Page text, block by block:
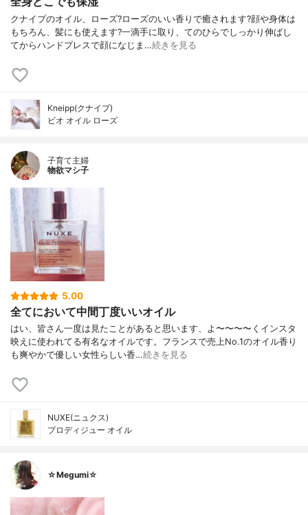
クナイプのオイル、ローズ?ローズのいい香りで癒されます?顔や身体は
もちろん、髪にも使えます?一滴手に取り、てのひらでしっかり伸ばし
てからハンドプレスで顔になじま…続きを見る
Kneipp(クナイプ)
ビオ オイル ローズ
子育て主婦
物欲マシ子
5.00
全てにおいて中間丁度いいオイル
はい、皆さん一度は見たことがあると思います、よ〜〜〜〜くインスタ
映えに使われてる有名なオイルです。フランスで売上No.1のオイル香り
も爽やかで優しい女性らしい香…続きを見る
NUXE(ニュクス)
プロディジュー オイル
☆Megumi☆